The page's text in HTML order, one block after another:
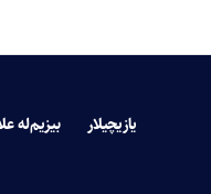
یازیچیلار بیزیم‌له